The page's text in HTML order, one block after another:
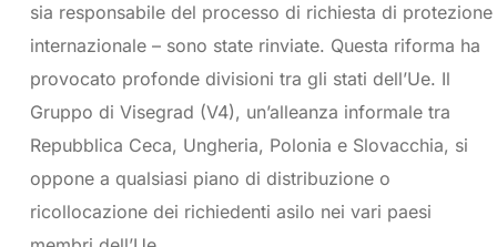
sia responsabile del processo di richiesta di protezione
internazionale – sono state rinviate. Questa riforma ha
provocato profonde divisioni tra gli stati dell’Ue. Il
Gruppo di Visegrad (V4), un’alleanza informale tra
Repubblica Ceca, Ungheria, Polonia e Slovacchia, si
oppone a qualsiasi piano di distribuzione o
ricollocazione dei richiedenti asilo nei vari paesi